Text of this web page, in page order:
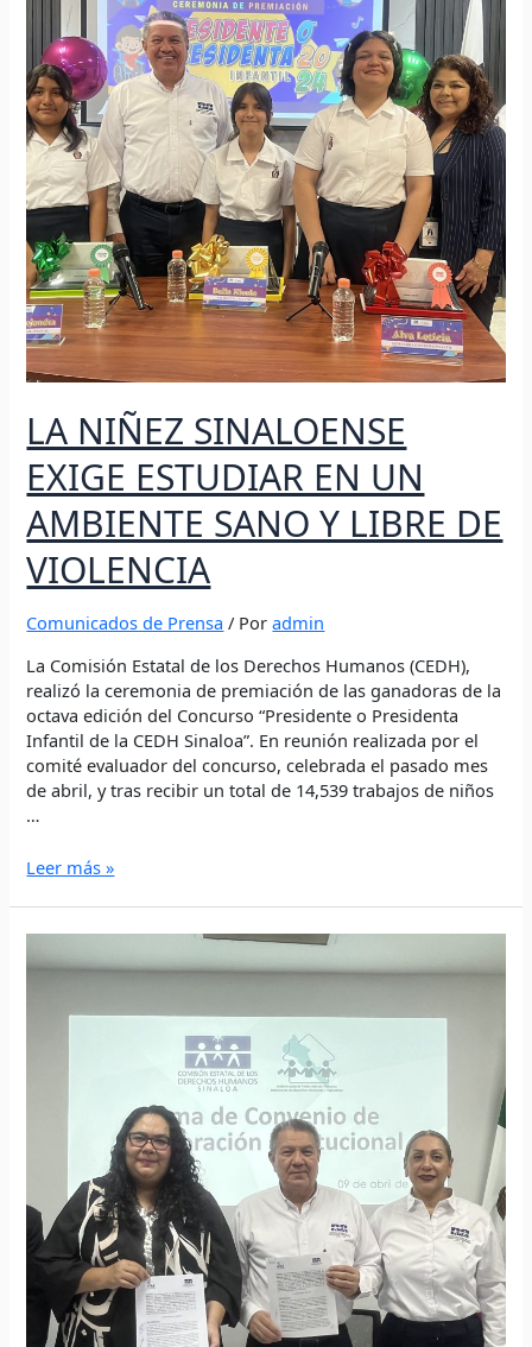
LA NIÑEZ SINALOENSE
EXIGE ESTUDIAR EN UN
AMBIENTE SANO Y LIBRE DE
VIOLENCIA
Comunicados de Prensa / Poradmin
La Comisión Estatal de los Derechos Humanos (CEDH),
realizó la ceremonia de premiación de las ganadoras de la
octava edición del Concurso “Presidente o Presidenta
Infantil de la CEDH Sinaloa”. En reunión realizada por el
comité evaluador del concurso, celebrada el pasado mes
de abril, y tras recibir un total de 14,539 trabajos de niños
…
ESTUDIAR
UN
AMBIENTE
SANO
Y
LIBRE
DE
VIOLENCIA
Leer más »
SINALOA
COLABORACIÓN